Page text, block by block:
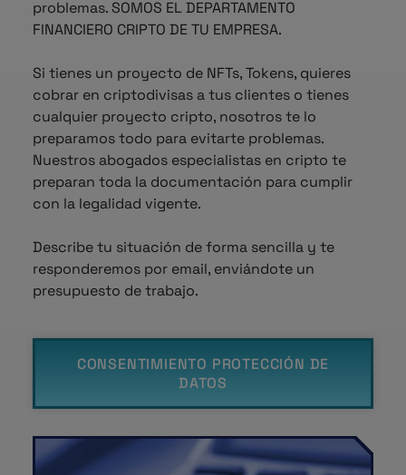
problemas. SOMOS EL DEPARTAMENTO
FINANCIERO CRIPTO DE TU EMPRESA.
Si tienes un proyecto de NFTs, Tokens, quieres
cobrar en criptodivisas a tus clientes o tienes
cualquier proyecto cripto, nosotros te lo
preparamos todo para evitarte problemas.
Nuestros abogados especialistas en cripto te
preparan toda la documentación para cumplir
con la legalidad vigente.
Describe tu situación de forma sencilla y te
responderemos por email, enviándote un
presupuesto de trabajo.
CONSENTIMIENTO PROTECCIÓN DE
DATOS